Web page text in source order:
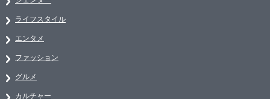
ライフスタイル
エンタメ
ファッション
グルメ
カルチャー